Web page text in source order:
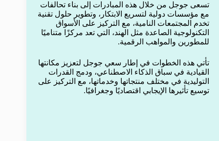
تسعى جوجل من خلال هذه المبادرات إلى بناء تحالفات
مع مؤسسات دولية لتسريع الابتكار، وتطوير حلول تقنية
تخدم المجتمعات النامية، مع التركيز على الأسواق
التكنولوجية الصاعدة مثل الهند، التي تعد مركزًا متناميًا
للمطورين والمواهب الرقمية.
تأتي هذه الخطوات في إطار سعي جوجل لتعزيز مكانتها
القيادية في سباق الذكاء الاصطناعي، ودمج القدرات
التوليدية في مختلف منتجاتها وخدماتها، مع التركيز على
توسيع تأثيرها الإيجابي اقتصاديًا وجغرافيًا.